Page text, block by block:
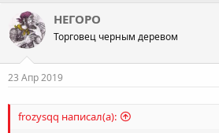
НЕГОРО
Торговец черным деревом
23 Апр 2019
frozysqq написал(а):